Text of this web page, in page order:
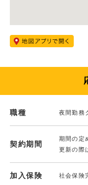
職種 夜間勤務
契約期間
期間の定
更新の際
加入保険 社会保険